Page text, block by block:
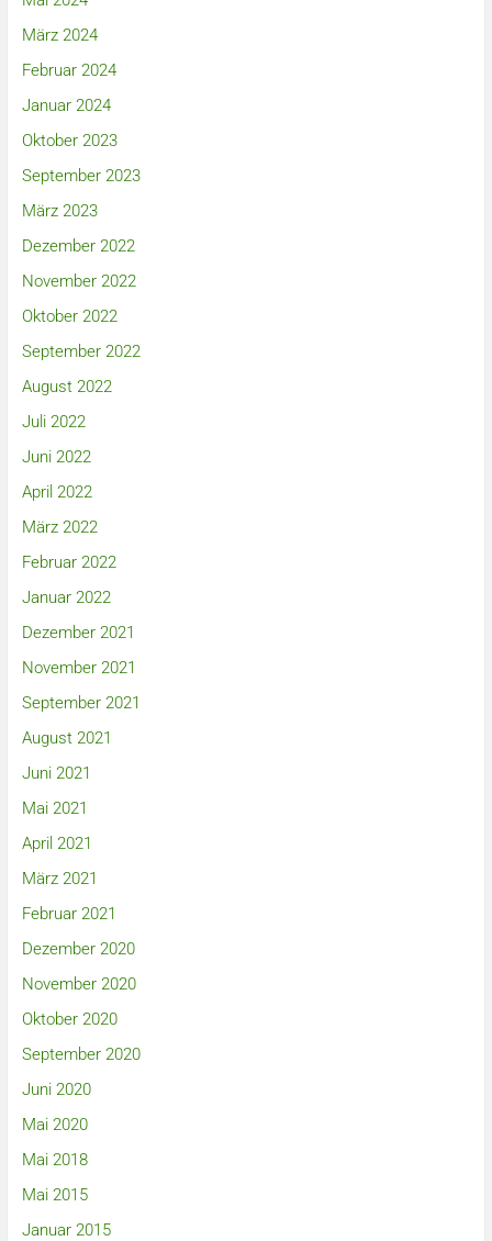
März 2024
Februar 2024
Januar 2024
Oktober 2023
September 2023
März 2023
Dezember 2022
November 2022
Oktober 2022
September 2022
August 2022
Juli 2022
Juni 2022
April 2022
März 2022
Februar 2022
Januar 2022
Dezember 2021
November 2021
September 2021
August 2021
Juni 2021
Mai 2021
April 2021
März 2021
Februar 2021
Dezember 2020
November 2020
Oktober 2020
September 2020
Juni 2020
Mai 2020
Mai 2018
Mai 2015
Januar 2015